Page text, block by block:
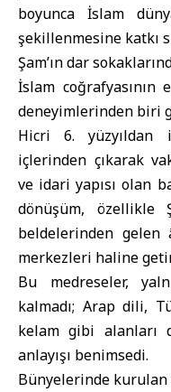
boyunca İslam
şekillenmesine katkı
Şam’ın dar
İslam
deneyimlerinden biri
Hicri 6. yüzyıldan
içlerinden çıkarak
ve idari yapısı olan
dönüşüm, özellikle
beldelerinden
merkezleri haline
Bu medreseler,
kalmadı; Arap dili,
kelam gibi alanları
anlayışı benimsedi.
Bünyelerinde